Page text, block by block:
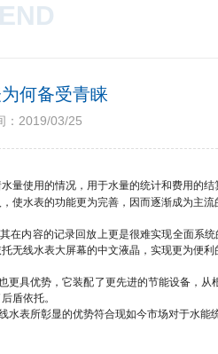
何备受青睐
：2019/03/25
量使用的情况，用于水量的统计和费用的
使水表的功能更为完善，因而逐渐成为主
在内容的记录回放上更是很难实现全面系
无线水表大屏幕的中文液晶，实现更为便
更具优势，它装配了更先进的节能设备，
盾依托。
水表所彰显的优势符合现如今市场对于水